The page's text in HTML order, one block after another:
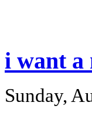
i want a
Sunday,